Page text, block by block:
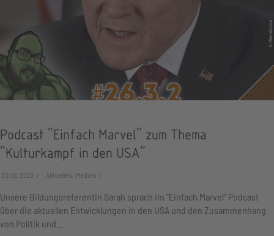
Podcast "Einfach Marvel" zum Thema
"Kulturkampf in den USA"
30.06.2022 Aktuelles, Medien
Unsere Bildungsreferentin Sarah sprach im "Einfach Marvel" Podcast
über die aktuellen Entwicklungen in den USA und den Zusammenhang
von Politik und…